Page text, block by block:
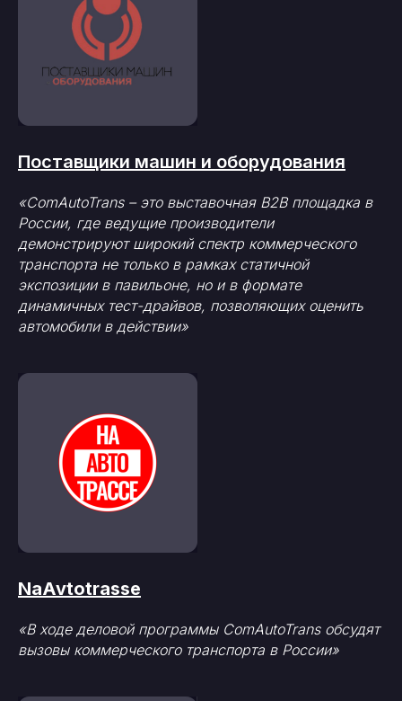
Поставщики машин и оборудования
«ComAutoTrans – это выставочная B2B площадка в
России, где ведущие производители
демонстрируют широкий спектр коммерческого
транспорта не только в рамках статичной
экспозиции в павильоне, но и в формате
динамичных тест-драйвов, позволяющих оценить
автомобили в действии»
NaAvtotrasse
«В ходе деловой программы ComAutoTrans обсудят
вызовы коммерческого транспорта в России»